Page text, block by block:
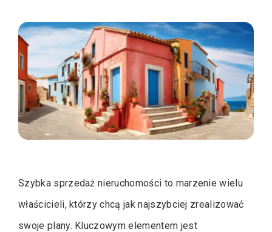
Szybka sprzedaż nieruchomości to marzenie wielu
właścicieli, którzy chcą jak najszybciej zrealizować
swoje plany. Kluczowym elementem jest